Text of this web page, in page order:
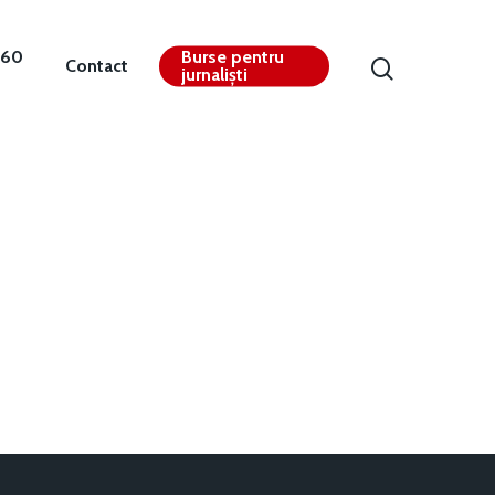
Contact
Burse pentru
jurnaliști